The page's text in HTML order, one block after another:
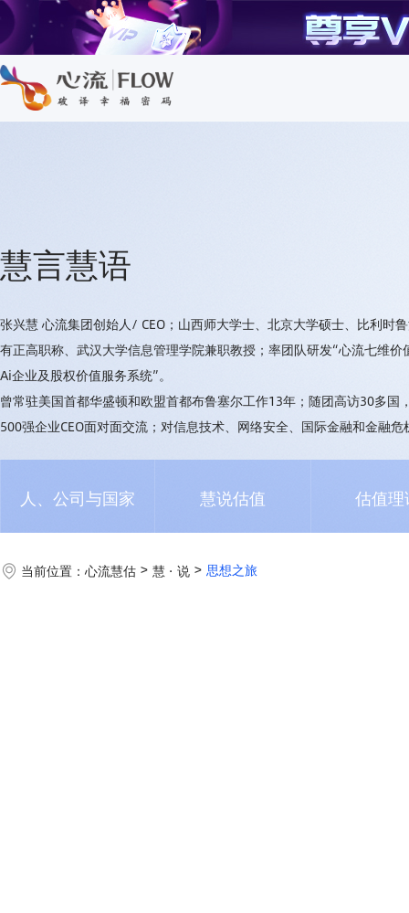
慧言慧语
张兴慧 心流集团创始人/ CEO；山西师大学士、北京大学硕士、比利时
有正高职称、武汉大学信息管理学院兼职教授；率团队研发“心流七维价
Ai企业及股权价值服务系统”。
曾常驻美国首都华盛顿和欧盟首都布鲁塞尔工作13年；随团高访30多国
500强企业CEO面对面交流；对信息技术、网络安全、国际金融和金融
人、公司与国家 慧说估值 估值
当前位置： 心流慧估 慧 · 说 思想之旅